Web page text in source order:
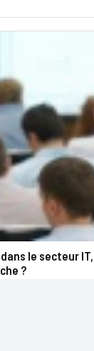
le secteur IT,
?